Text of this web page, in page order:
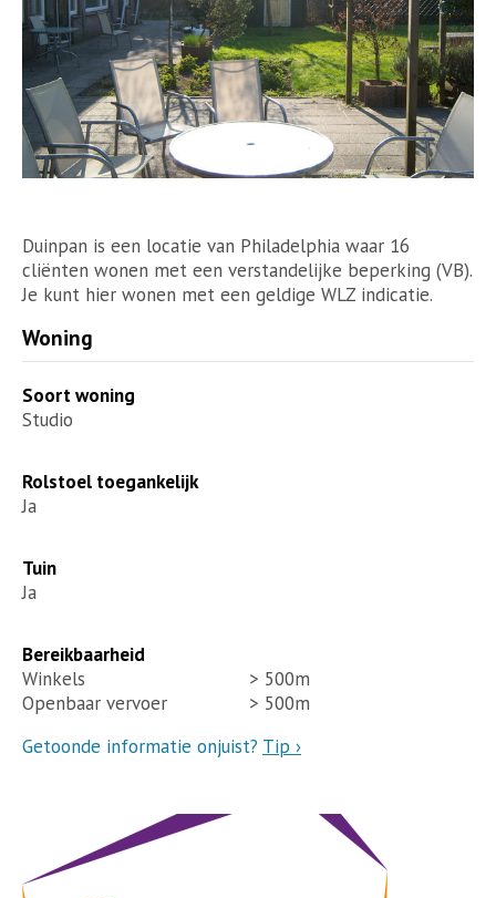
Duinpan is een locatie van Philadelphia waar 16
cliënten wonen met een verstandelijke beperking (VB).
Je kunt hier wonen met een geldige WLZ indicatie.
Woning
Soort woning
Studio
Rolstoel toegankelijk
Ja
Tuin
Ja
Bereikbaarheid
Winkels
> 500m
Openbaar vervoer
> 500m
Getoonde informatie onjuist? Tip ›